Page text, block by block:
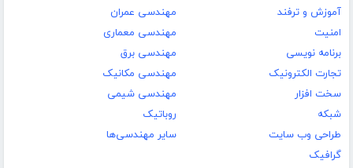
آموزش و ترفند
امنیت
برنامه نویسی
تجارت الکترونیک
سخت افزار
شبکه
طراحی وب سایت
گرافیک
مهندسی عمران
مهندسی معماری
مهندسی برق
مهندسی مکانیک
مهندسی شیمی
روباتیک
سایر مهندسی‌ها